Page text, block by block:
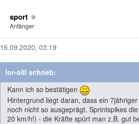
sport
Anfänger
16.09.2020, 03:19
lor-olli schrieb:
Kann ich so bestätigen
Hintergrund liegt daran, dass ein
noch nicht so ausgeprägt. Sprintspikes
20 km/h!) - die Kräfte spürt man z.B. gut